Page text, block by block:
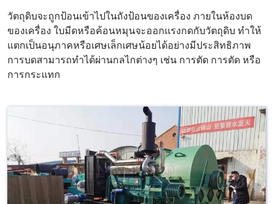
วัตถุดิบจะถูกป้อนเข้าไปในถังป้อนของเครื่อง ภายในห้องบด
ของเครื่อง ใบมีดหรือค้อนหมุนจะออกแรงกดกับวัตถุดิบ ทำให้
แตกเป็นอนุภาคหรือเศษเล็กเศษน้อยได้อย่างมีประสิทธิภาพ
การบดสามารถทำได้ผ่านกลไกต่างๆ เช่น การตัด การตัด หรือ
การกระแทก